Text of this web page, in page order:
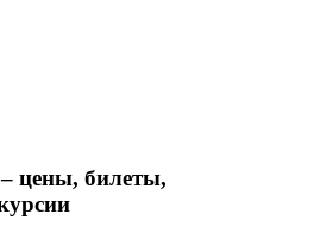
цены, билеты,